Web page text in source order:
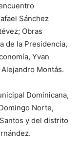
Sánchez
Obras
de la Presidencia,
Yvan
Montás.
Dominicana,
Norte,
y del distrito